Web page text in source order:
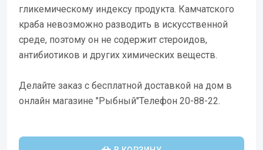
гликемическому индексу продукта. Камчатского
краба невозможно разводить в искусственной
среде, поэтому он не содержит стероидов,
антибиотиков и других химических веществ.
Делайте заказ с бесплатной доставкой на дом в
онлайн магазине "Рыбный"Телефон 20-88-22.